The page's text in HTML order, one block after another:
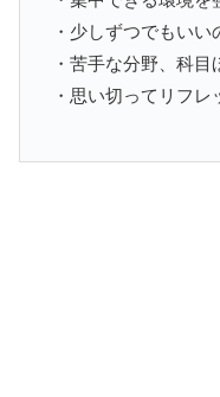
・少しずつでもいい
・苦手な分野、科目
・思い切ってリフレ